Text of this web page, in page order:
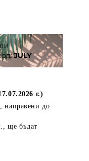
г.)
направени до
, ще бъдат